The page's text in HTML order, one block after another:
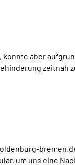
aber
zeitnah
um uns eine